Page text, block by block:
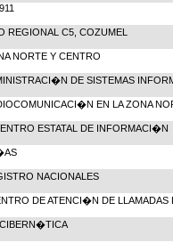
REGIONAL C5, COZUMEL
NORTE Y CENTRO
DE SISTEMAS
EN LA ZONA
ESTATAL DE INFORMACI�N
NACIONALES
DE ATENCI�N DE